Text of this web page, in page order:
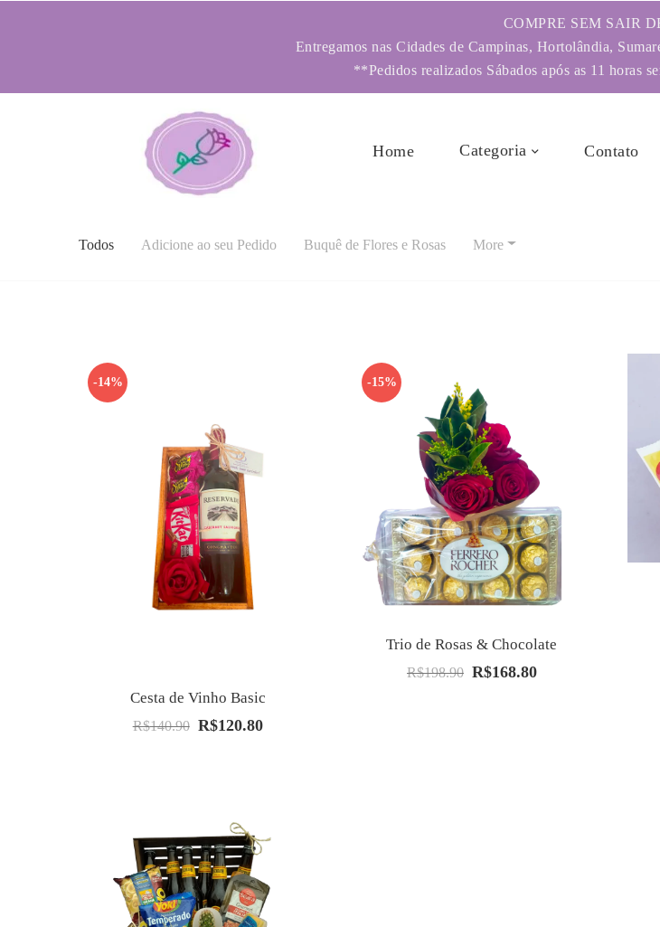
COMPRE SEM SAIR
Entregamos nas Cidades de Campinas, Hortolândia,
**Pedidos realizados Sábados após as 11 horas
Home Categoria Contato
Todos Adicione ao seu Pedido Buquê de Flores e Rosas More
-14%
Cesta de Vinho Basic
R$140.90 O
R$140.90.
R$120.80O
-15%
Trio de Rosas & Chocolate
R$198.90 O
R$168.80O